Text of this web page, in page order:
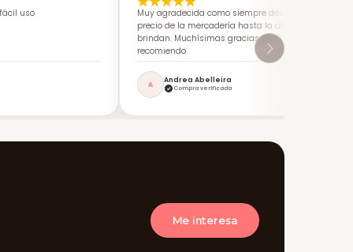
uso
Muy agradecida como siempre desde calidad-
precio de la mercadería hasta la atención que me
brindan. Muchísimas gracias. Los super
recomiendo.
A Andrea Abelleira
Compra verificada
Me interesa